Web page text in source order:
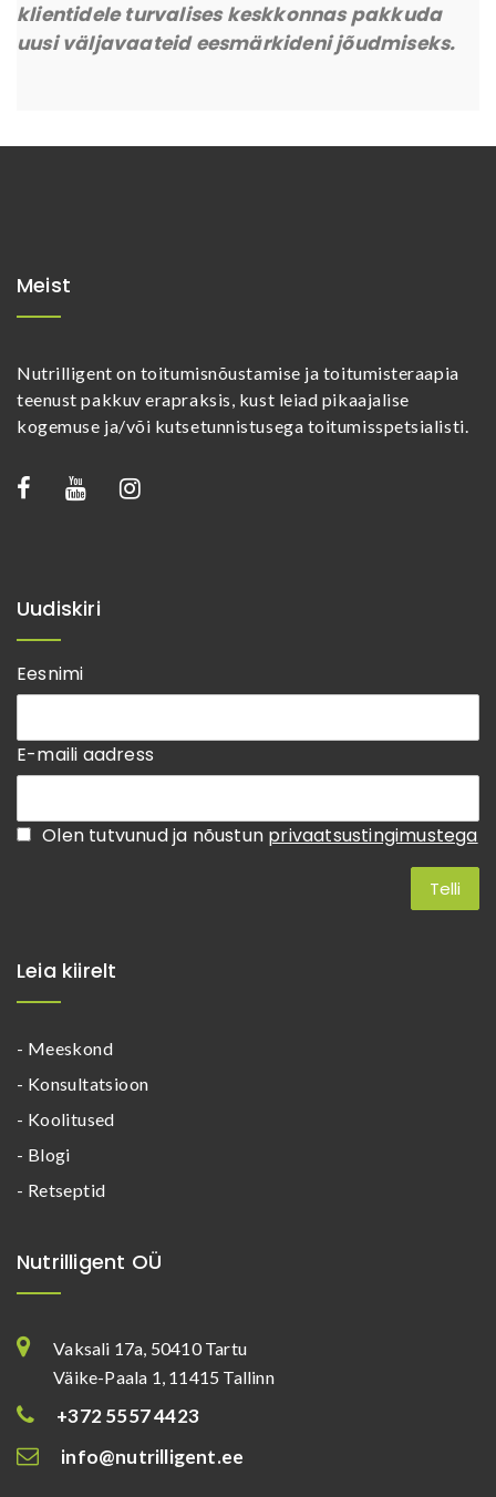
klientidele turvalises keskkonnas pakkuda
uusi väljavaateid eesmärkideni jõudmiseks.
Meist
Nutrilligent on toitumisnõustamise ja toitumisteraapia
teenust pakkuv erapraksis, kust leiad pikaajalise
kogemuse ja/või kutsetunnistusega toitumisspetsialisti.
Uudiskiri
Eesnimi
E-maili aadress
Olen tutvunud ja nõustun privaatsustingimustega
Leia kiirelt
- Meeskond
- Konsultatsioon
- Koolitused
- Blogi
- Retseptid
Nutrilligent OÜ
Vaksali 17a, 50410 Tartu
Väike-Paala 1, 11415 Tallinn
+372 5557 4423
info@nutrilligent.ee